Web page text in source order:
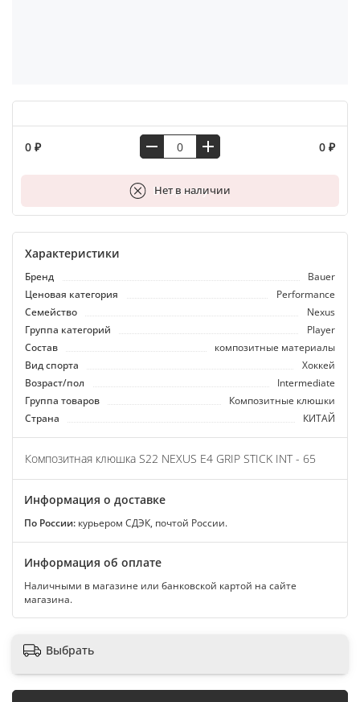
0 ₽ 0 ₽
Нет в наличии
В корзину
Характеристики
Бренд
Bauer
Ценовая категория
Performance
Семейство
Nexus
Группа категорий
Player
Состав
композитные материалы
Вид спорта
Хоккей
Возраст/пол
Intermediate
Группа товаров
Композитные клюшки
Страна
КИТАЙ
Композитная клюшка S22 NEXUS E4 GRIP STICK INT - 65
Информация о доставке
По России: курьером СДЭК, почтой России.
Информация об оплате
Наличными в магазине или банковской картой на сайте
магазина.
Выбрать